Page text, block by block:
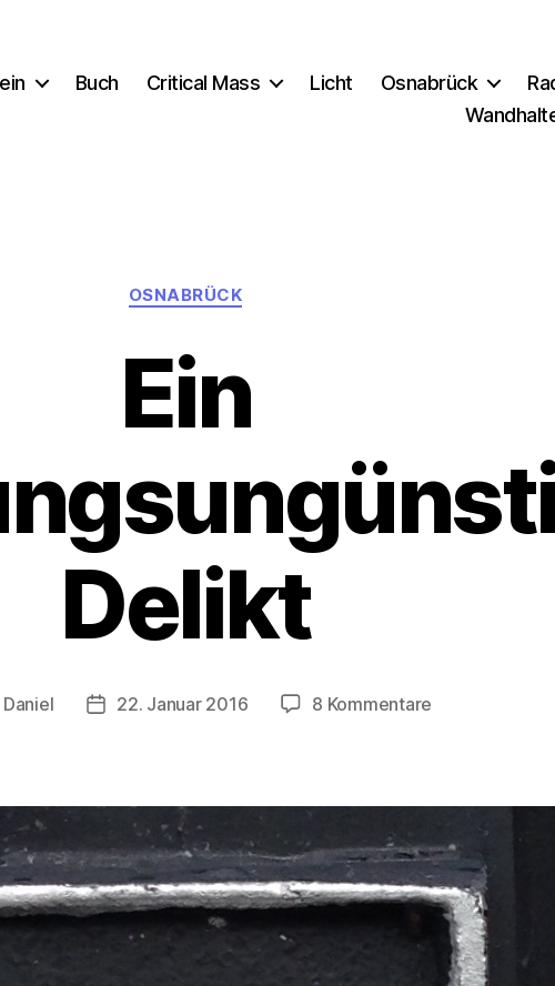
Buch Critical Mass Licht Osnabrück
Kategorien
OSNABRÜCK
Ein
Delikt
Daniel Beitragsdatum
22. Januar 2016 8 Kommentare